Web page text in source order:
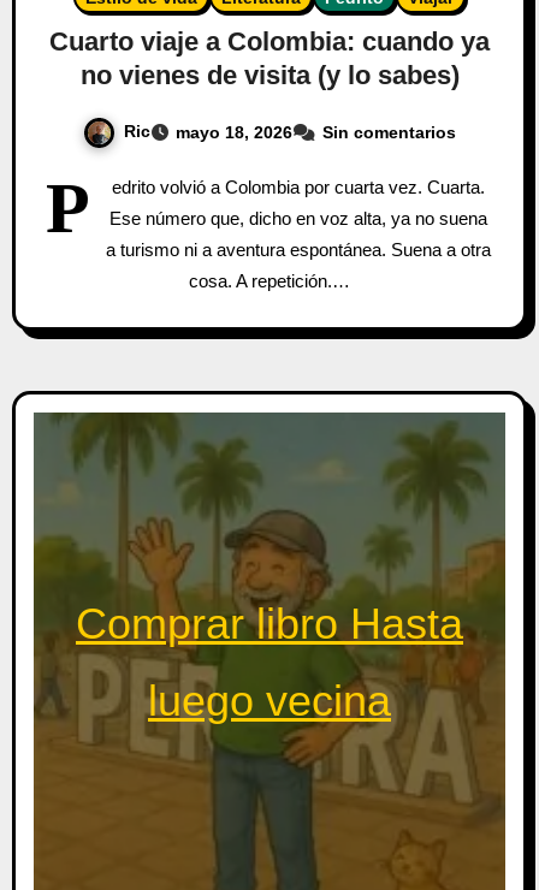
Cuarto viaje a Colombia: cuando ya
no vienes de visita (y lo sabes)
Ric mayo 18, 2026 Sin comentarios
P
edrito volvió a Colombia por cuarta vez. Cuarta.
Ese número que, dicho en voz alta, ya no suena
a turismo ni a aventura espontánea. Suena a otra
cosa. A repetición.…
Comprar libro Hasta
luego vecina